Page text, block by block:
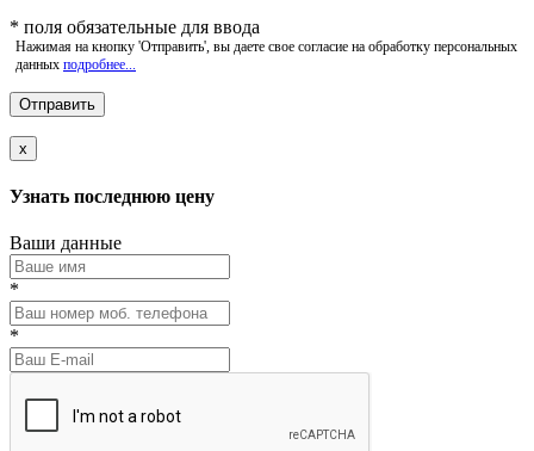
* поля обязательные для ввода
Нажимая на кнопку 'Отправить', вы даете свое согласие на обработку персональных
данных подробнее...
x
Узнать последнюю цену
Ваши данные
*
*